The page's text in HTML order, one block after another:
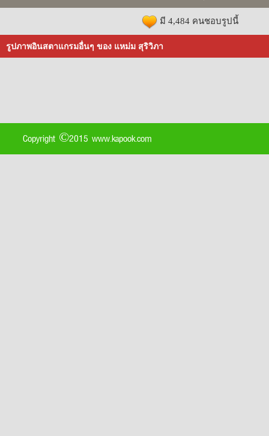
มี 4,484 คนชอบรูปนี้
รูปภาพอินสตาแกรมอื่นๆ ของ แหม่ม สุริวิภา
Copyright ©2015 www.kapook.com